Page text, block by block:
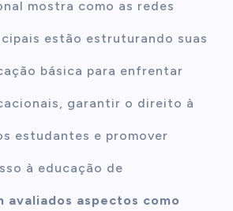
mostra como as redes
estão estruturando suas
básica para enfrentar
garantir o direito à
estudantes e promover
à educação de
avaliados aspectos como